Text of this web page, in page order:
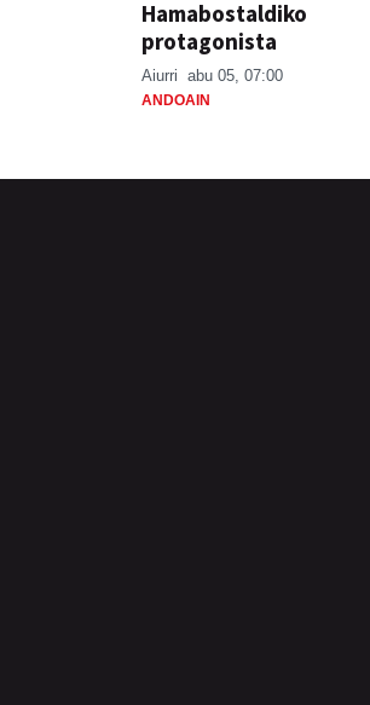
Hamabostaldiko
protagonista
Aiurri abu 05, 07:00
ANDOAIN